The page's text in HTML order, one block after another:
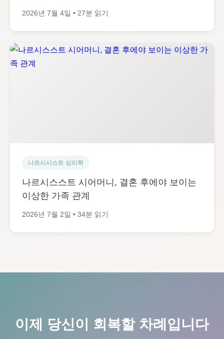
2026년 7월 4일 • 27분 읽기
나르시시스트 심리학
나르시스스트 시어머니, 결혼 후에야 보이는
이상한 가족 관계
2026년 7월 2일 • 34분 읽기
이제 당신이 회복할 차례입니다